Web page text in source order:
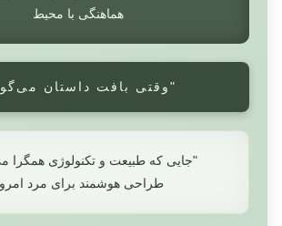
هماهنگی با محیط
"وقتی بافت داستان
"جایی که طبیعت و تکنولوژی همگرا
طراحی هوشمند برای مرد